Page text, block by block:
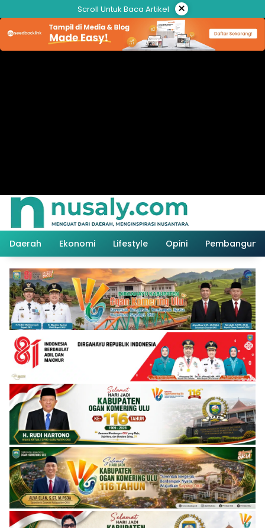
ke
konten
Scroll Untuk Baca Artikel ×
Daerah Ekonomi Lifestyle Opini